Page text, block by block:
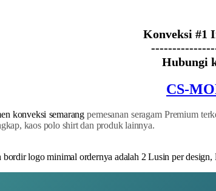
Konveksi #1
Hubungi
CS-
konveksi semarang pemesanan seragam Premium
kaos polo shirt dan produk lainnya.
logo minimal ordernya adalah 2 Lusin per